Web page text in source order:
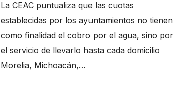
La CEAC puntualiza que las cuotas
establecidas por los ayuntamientos no tienen
como finalidad el cobro por el agua, sino por
el servicio de llevarlo hasta cada domicilio
Morelia, Michoacán,…